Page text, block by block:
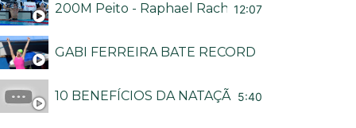
200M Peito - Raphael Rached no Troféu Brasil
12:07
GABI FERREIRA BATE RECORDE BRASILEIRO
10 BENEFÍCIOS DA NATAÇÃO - CANAL NADA
5:40